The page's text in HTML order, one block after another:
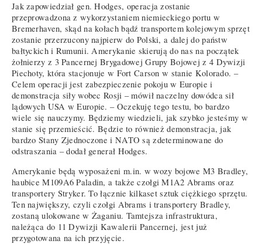
Jak zapowiedział gen. Hodges, operacja zostanie
przeprowadzona z wykorzystaniem niemieckiego portu w
Bremerhaven, skąd na kołach bądź transportem kolejowym sprzęt
zostanie przerzucony najpierw do Polski, a dalej do państw
bałtyckich i Rumunii. Amerykanie skierują do nas na początek
żołnierzy z 3 Pancernej Brygadowej Grupy Bojowej z 4 Dywizji
Piechoty, która stacjonuje w Fort Carson w stanie Kolorado. –
Celem operacji jest zabezpieczenie pokoju w Europie i
demonstracja siły wobec Rosji – mówił naczelny dowódca sił
lądowych USA w Europie. – Oczekuję tego testu, bo bardzo
wiele się nauczymy. Będziemy wiedzieli, jak szybko jesteśmy w
stanie się przemieścić. Będzie to również demonstracja, jak
bardzo Stany Zjednoczone i NATO są zdeterminowane do
odstraszania – dodał generał Hodges.
Amerykanie będą wyposażeni m.in. w wozy bojowe M3 Bradley,
haubice M109A6 Paladin, a także czołgi M1A2 Abrams oraz
transportery Stryker. To łącznie kilkaset sztuk ciężkiego sprzętu.
Ten największy, czyli czołgi Abrams i transportery Bradley,
zostaną ulokowane w Żaganiu. Tamtejsza infrastruktura,
należąca do 11 Dywizji Kawalerii Pancernej, jest już
przygotowana na ich przyjęcie.